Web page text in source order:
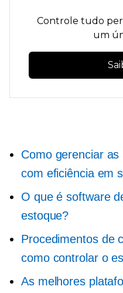
Controle tudo
um
Como gerenciar
com eficiência em
O que é software
estoque?
Procedimentos de
como controlar o
As melhores